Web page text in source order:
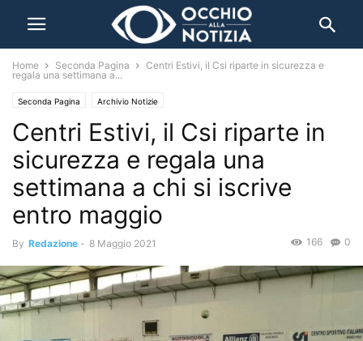
Home Seconda Pagina
Centri Estivi, il Csi riparte in sicurezza e
regala una settimana a...
Seconda Pagina Archivio Notizie
Centri Estivi, il Csi riparte in
sicurezza e regala una
settimana a chi si iscrive
entro maggio
By Redazione - 8 Maggio 2021 0
166